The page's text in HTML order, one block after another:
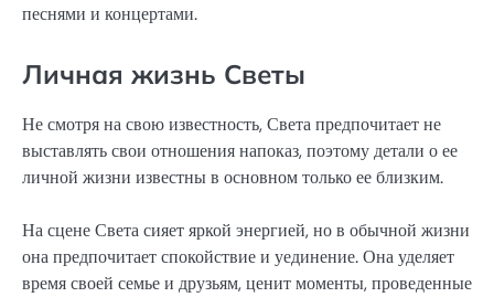
песнями и концертами.
Личная жизнь Светы
Не смотря на свою известность, Света предпочитает не
выставлять свои отношения напоказ, поэтому детали о ее
личной жизни известны в основном только ее близким.
На сцене Света сияет яркой энергией, но в обычной жизни
она предпочитает спокойствие и уединение. Она уделяет
время своей семье и друзьям, ценит моменты, проведенные